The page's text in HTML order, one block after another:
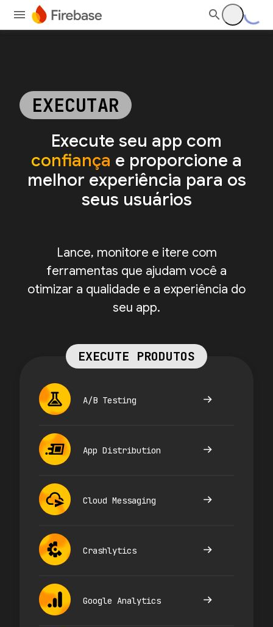
EXECUTAR
Execute seu app com
confiança e proporcione a
melhor experiência para os
seus usuários
Lance, monitore e itere com
ferramentas que ajudam você a
otimizar a qualidade e a experiência do
seu app.
EXECUTE PRODUTOS
A/B Testing
App Distribution
Cloud Messaging
Crashlytics
Google Analytics